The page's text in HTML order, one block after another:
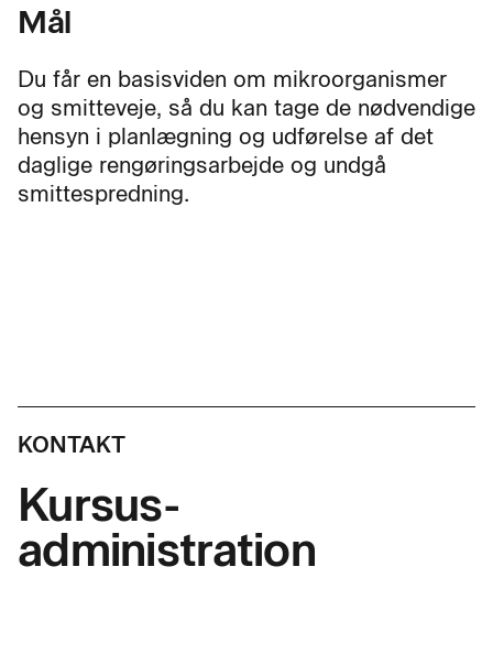
Mål
Du får en basisviden om mikroorganismer
og smitteveje, så du kan tage de nødvendige
hensyn i planlægning og udførelse af det
daglige rengøringsarbejde og undgå
smittespredning.
KONTAKT
Kursus-
administration